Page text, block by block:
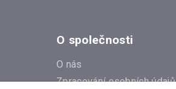
O společnosti
O nás
Zpracování osobních údajů